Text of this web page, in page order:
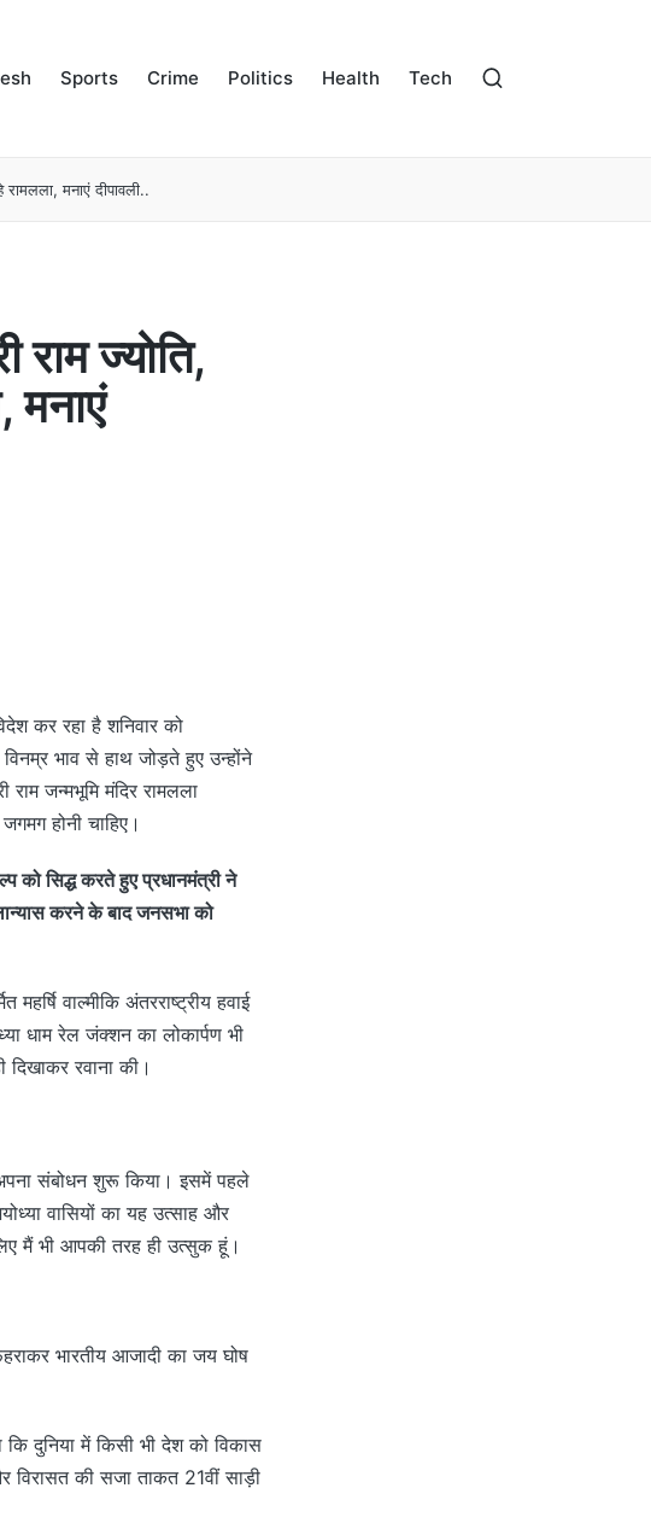
Sports Crime Politics Health Tech
मनाएं दीपावली..
राम ज्योति,
कर रहा है शनिवार को
भाव से हाथ जोड़ते हुए उन्होंने
जन्मभूमि मंदिर रामलला
होनी चाहिए।
को सिद्ध करते हुए प्रधानमंत्री ने
करने के बाद जनसभा को
वाल्मीकि अंतरराष्ट्रीय हवाई
धाम रेल जंक्शन का लोकार्पण भी
रवाना की।
संबोधन शुरू किया। इसमें पहले
वासियों का यह उत्साह और
मैं भी आपकी तरह ही उत्सुक हूं।
भारतीय आजादी का जय घोष
दुनिया में किसी भी देश को विकास
की सजा ताकत 21वीं साड़ी